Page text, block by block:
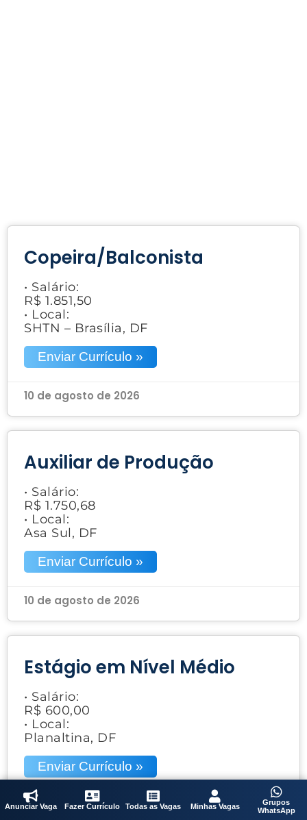
Copeira/Balconista
• Salário:
R$ 1.851,50
• Local:
SHTN – Brasília, DF
Enviar Currículo »
10 de agosto de 2026
Auxiliar de Produção
• Salário:
R$ 1.750,68
• Local:
Asa Sul, DF
Enviar Currículo »
10 de agosto de 2026
Estágio em Nível Médio
• Salário:
R$ 600,00
• Local:
Planaltina, DF
Enviar Currículo »
10 de agosto de 2026
Anunciar Vaga Fazer Currículo Todas as Vagas Minhas Vagas
Grupos
WhatsApp